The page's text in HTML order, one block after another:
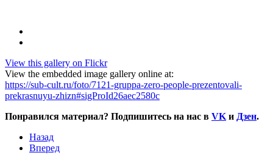
View this gallery on Flickr
View the embedded image gallery online at:
https://sub-cult.ru/foto/7121-gruppa-zero-people-prezentovali-
prekrasnuyu-zhizn#sigProId26aec2580c
Понравился материал? Подпишитесь на нас в VK и Дзен.
Назад
Вперед